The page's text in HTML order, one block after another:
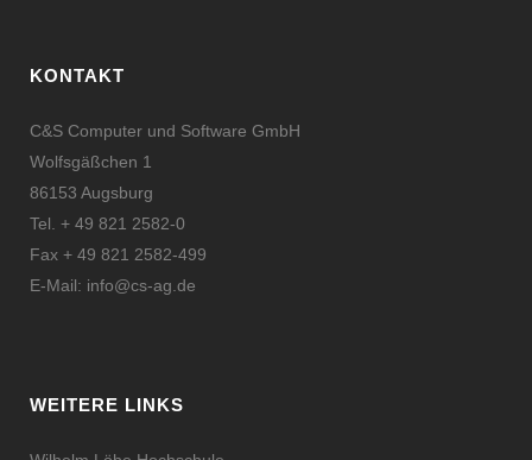
KONTAKT
C&S Computer und Software GmbH
Wolfsgäßchen 1
86153 Augsburg
Tel. + 49 821 2582-0
Fax + 49 821 2582-499
E-Mail: info@cs-ag.de
WEITERE LINKS